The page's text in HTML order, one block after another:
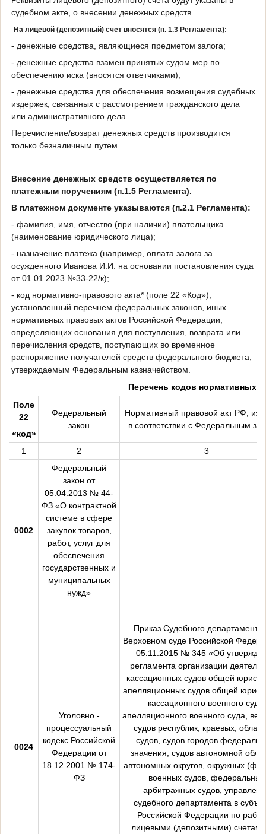
судебном акте, о внесении денежных средств.
На лицевой (депозитный) счет вносятся (п. 1.3 Регламента):
- денежные средства, являющиеся предметом залога;
- денежные средства взамен принятых судом мер по
обеспечению иска (вносятся ответчиками);
- денежные средства для обеспечения возмещения судебных
издержек, связанных с рассмотрением гражданского дела
или административного дела.
Перечисление/возврат денежных средств производится
только безналичным путем.
Внесение денежных средств осуществляется по
платежным поручениям (п.1.5 Регламента).
В платежном документе указываются (п.2.1 Регламента):
- фамилия, имя, отчество (при наличии) плательщика
(наименование юридического лица);
- назначение платежа (например, оплата залога за
осужденного Иванова И.И. на основании постановления суда
от 01.01.2023 №33-22/к);
- код нормативно-правового акта* (поле 22 «Код»),
установленный перечнем федеральных законов, иных
нормативных правовых актов Российской Федерации,
определяющих основания для поступления, возврата или
перечисления средств, поступающих во временное
распоряжение получателей средств федерального бюджета,
утверждаемым Федеральным казначейством.
Перечень кодов нормативных
Поле
22
«код»
Федеральный
закон
Нормативный правовой акт РФ,
в соответствии с Федеральным
1 2 3
0002
Федеральный
закон от
05.04.2013 № 44-
ФЗ «О контрактной
системе в сфере
закупок товаров,
работ, услуг для
обеспечения
государственных и
муниципальных
нужд»
0024
Уголовно -
процессуальный
кодекс Российской
Федерации от
18.12.2001 № 174-
ФЗ
Приказ Судебного департамента
Верховном суде Российской
05.11.2015 № 345 «Об
регламента организации
кассационных судов общей
апелляционных судов общей
кассационного военного суда,
апелляционного военного суда,
судов республик, краевых,
судов, судов городов
значения, судов автономной
автономных округов, окружных
военных судов, федеральных
арбитражных судов,
судебного департамента в
Российской Федерации по
лицевыми (депозитными)